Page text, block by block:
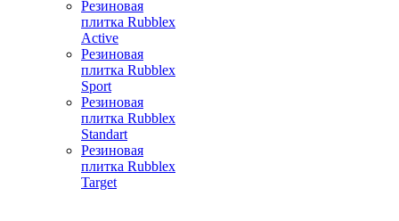
Резиновая
плитка Rubblex
Active
Резиновая
плитка Rubblex
Sport
Резиновая
плитка Rubblex
Standart
Резиновая
плитка Rubblex
Target